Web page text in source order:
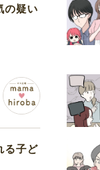
の疑い
る子ど